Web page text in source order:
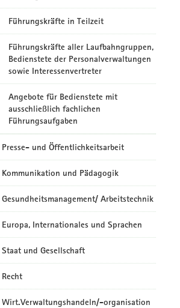
Führungskräfte in Teilzeit
Führungskräfte aller Laufbahngruppen,
Bedienstete der Personalverwaltungen
sowie Interessenvertreter
Angebote für Bedienstete mit
ausschließlich fachlichen
Führungsaufgaben
und Öffentlichkeitsarbeit
und Pädagogik
Arbeitstechnik
Internationales und Sprachen
und Gesellschaft
organisation